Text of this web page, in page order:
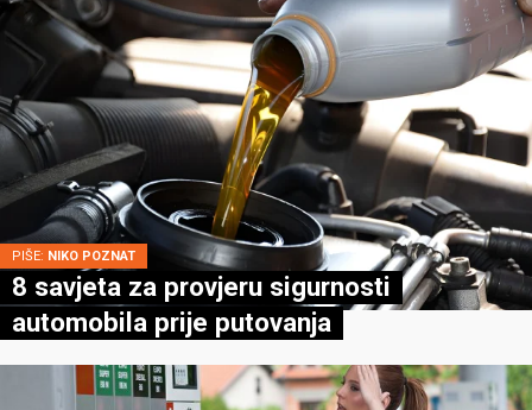
PIŠE: NIKO POZNAT
8 savjeta za provjeru sigurnosti
automobila prije putovanja